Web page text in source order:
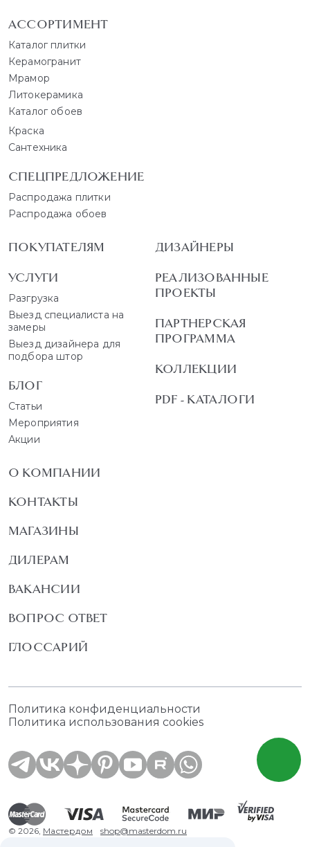
АССОРТИМЕНТ
Каталог плитки
Керамогранит
Мрамор
Литокерамика
Каталог обоев
Краска
Сантехника
СПЕЦПРЕДЛОЖЕНИЕ
Распродажа плитки
Распродажа обоев
ПОКУПАТЕЛЯМ
УСЛУГИ
Разгрузка
Выезд специалиста на
замеры
Выезд дизайнера для
подбора штор
БЛОГ
Статьи
Мероприятия
Акции
ДИЗАЙНЕРЫ
РЕАЛИЗОВАННЫЕ
ПРОЕКТЫ
ПАРТНЕРСКАЯ
ПРОГРАММА
КОЛЛЕКЦИИ
PDF - КАТАЛОГИ
О КОМПАНИИ
КОНТАКТЫ
МАГАЗИНЫ
ДИЛЕРАМ
ВАКАНСИИ
ВОПРОС ОТВЕТ
ГЛОССАРИЙ
Политика конфиденциальности
Политика использования cookies
© 2026, Мастердом shop@masterdom.ru